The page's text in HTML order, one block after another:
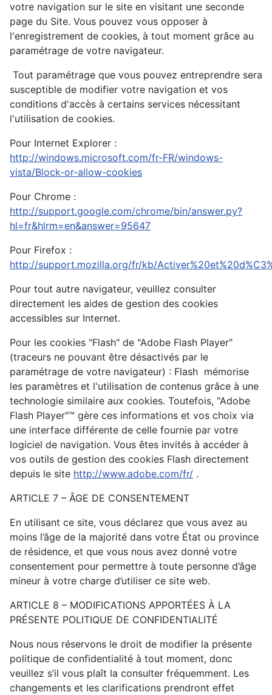
votre navigation sur le site en visitant une seconde
page du Site. Vous pouvez vous opposer à
l'enregistrement de cookies, à tout moment grâce au
paramétrage de votre navigateur.
Tout paramétrage que vous pouvez entreprendre sera
susceptible de modifier votre navigation et vos
conditions d'accès à certains services nécessitant
l'utilisation de cookies.
Pour Internet Explorer :
http://windows.microsoft.com/fr-FR/windows-
vista/Block-or-allow-cookies
Pour Chrome :
http://support.google.com/chrome/bin/answer.py?
hl=fr&hlrm=en&answer=95647
Pour Firefox :
http://support.mozilla.org/fr/kb/
Pour tout autre navigateur, veuillez consulter
directement les aides de gestion des cookies
accessibles sur Internet.
Pour les cookies "Flash" de "Adobe Flash Player"
(traceurs ne pouvant être désactivés par le
paramétrage de votre navigateur) : Flash mémorise
les paramètres et l'utilisation de contenus grâce à une
technologie similaire aux cookies. Toutefois, "Adobe
Flash Player"™ gère ces informations et vos choix via
une interface différente de celle fournie par votre
logiciel de navigation. Vous êtes invités à accéder à
vos outils de gestion des cookies Flash directement
depuis le site http://www.adobe.com/fr/ .
ARTICLE 7 – ÂGE DE CONSENTEMENT
En utilisant ce site, vous déclarez que vous avez au
moins l’âge de la majorité dans votre État ou province
de résidence, et que vous nous avez donné votre
consentement pour permettre à toute personne d’âge
mineur à votre charge d’utiliser ce site web.
ARTICLE 8 – MODIFICATIONS APPORTÉES À LA
PRÉSENTE POLITIQUE DE CONFIDENTIALITÉ
Nous nous réservons le droit de modifier la présente
politique de confidentialité à tout moment, donc
veuillez s’il vous plaît la consulter fréquemment. Les
changements et les clarifications prendront effet